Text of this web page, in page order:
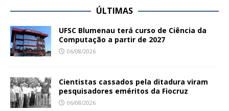
ÚLTIMAS
UFSC Blumenau terá curso de Ciência da
Computação a partir de 2027
06/08/2026
Cientistas cassados pela ditadura viram
pesquisadores eméritos da Fiocruz
06/08/2026